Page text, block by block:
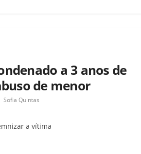
a 3 anos de
de menor
Sofia Quintas
a vítima